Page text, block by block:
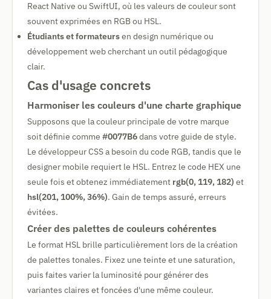
React Native ou SwiftUI, où les valeurs de couleur sont
souvent exprimées en RGB ou HSL.
Étudiants et formateursen design numérique ou
développement web cherchant un outil pédagogique
clair.
Cas d'usage concrets
Harmoniser les couleurs d'une charte graphique
Supposons que la couleur principale de votre marque
soit définie comme #0077B6dans votre guide de style.
Le développeur CSS a besoin du code RGB, tandis que le
designer mobile requiert le HSL. Entrez le code HEX une
seule fois et obtenez immédiatement rgb(0, 119, 182) et
hsl(201, 100%, 36%). Gain de temps assuré, erreurs
évitées.
Créer des palettes de couleurs cohérentes
Le format HSL brille particulièrement lors de la création
de palettes tonales. Fixez une teinte et une saturation,
puis faites varier la luminosité pour générer des
variantes claires et foncées d'une même couleur.